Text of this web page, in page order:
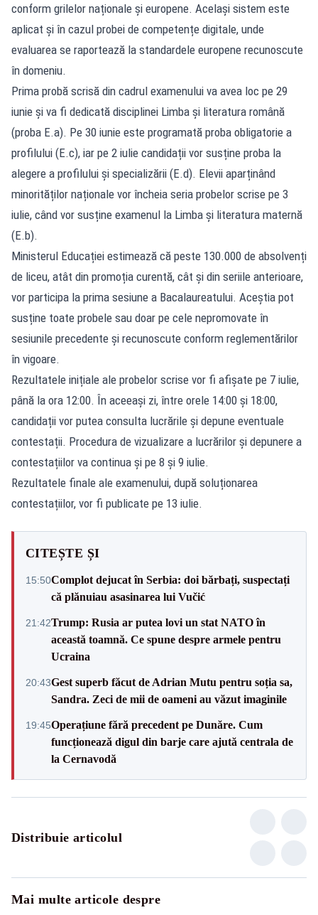
conform grilelor naționale și europene. Același sistem este
aplicat și în cazul probei de competențe digitale, unde
evaluarea se raportează la standardele europene recunoscute
în domeniu.
Prima probă scrisă din cadrul examenului va avea loc pe 29
iunie și va fi dedicată disciplinei Limba și literatura română
(proba E.a). Pe 30 iunie este programată proba obligatorie a
profilului (E.c), iar pe 2 iulie candidații vor susține proba la
alegere a profilului și specializării (E.d). Elevii aparținând
minorităților naționale vor încheia seria probelor scrise pe 3
iulie, când vor susține examenul la Limba și literatura maternă
(E.b).
Ministerul Educației estimează că peste 130.000 de absolvenți
de liceu, atât din promoția curentă, cât și din seriile anterioare,
vor participa la prima sesiune a Bacalaureatului. Aceștia pot
susține toate probele sau doar pe cele nepromovate în
sesiunile precedente și recunoscute conform reglementărilor
în vigoare.
Rezultatele inițiale ale probelor scrise vor fi afișate pe 7 iulie,
până la ora 12:00. În aceeași zi, între orele 14:00 și 18:00,
candidații vor putea consulta lucrările și depune eventuale
contestații. Procedura de vizualizare a lucrărilor și depunere a
contestațiilor va continua și pe 8 și 9 iulie.
Rezultatele finale ale examenului, după soluționarea
contestațiilor, vor fi publicate pe 13 iulie.
CITEȘTE ȘI
15:50Complot dejucat în Serbia: doi bărbați, suspectați
că plănuiau asasinarea lui Vučić
21:42Trump: Rusia ar putea lovi un stat NATO în
această toamnă. Ce spune despre armele pentru
Ucraina
20:43Gest superb făcut de Adrian Mutu pentru soția sa,
Sandra. Zeci de mii de oameni au văzut imaginile
19:45Operațiune fără precedent pe Dunăre. Cum
funcționează digul din barje care ajută centrala de
la Cernavodă
Distribuie articolul
Mai multe articole despre